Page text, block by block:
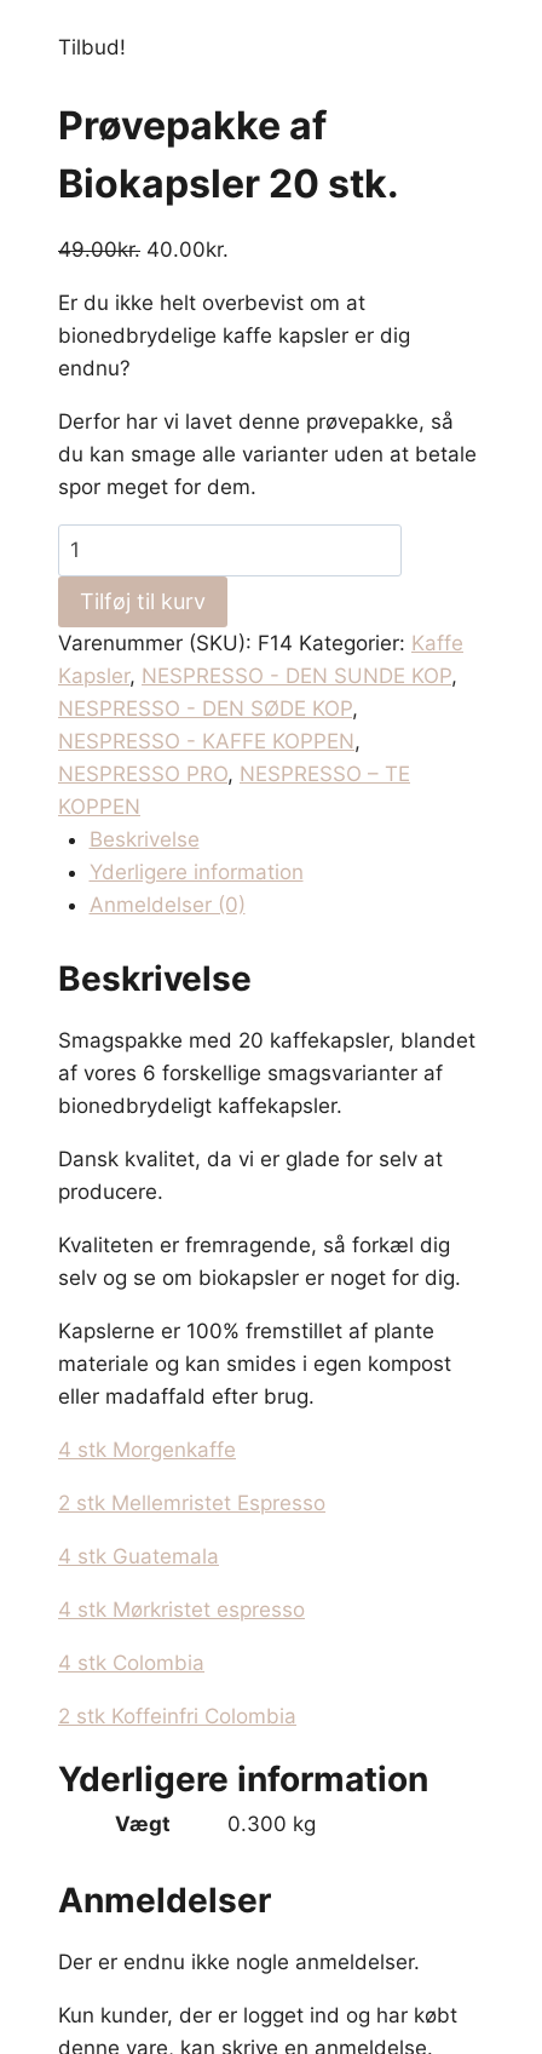
Tilbud!
Prøvepakke af
Biokapsler 20 stk.
49.00kr. Original
was:
49.00kr..
40.00kr.
is:
40.00kr..
Er du ikke helt overbevist om at
bionedbrydelige kaffe kapsler er dig
endnu?
Derfor har vi lavet denne prøvepakke, så
du kan smage alle varianter uden at betale
spor meget for dem.
Prøvepakke
af
Biokapsler
20
stk.
antal
Tilføj til kurv
Varenummer (SKU): F14 Kategorier: Kaffe
Kapsler, NESPRESSO - DEN SUNDE KOP,
NESPRESSO - DEN SØDE KOP,
NESPRESSO - KAFFE KOPPEN,
NESPRESSO PRO, NESPRESSO – TE
KOPPEN
Beskrivelse
Yderligere information
Anmeldelser (0)
Beskrivelse
Smagspakke med 20 kaffekapsler, blandet
af vores 6 forskellige smagsvarianter af
bionedbrydeligt kaffekapsler.
Dansk kvalitet, da vi er glade for selv at
producere.
Kvaliteten er fremragende, så forkæl dig
selv og se om biokapsler er noget for dig.
Kapslerne er 100% fremstillet af plante
materiale og kan smides i egen kompost
eller madaffald efter brug.
4 stk Morgenkaffe
2 stk Mellemristet Espresso
4 stk Guatemala
4 stk Mørkristet espresso
4 stk Colombia
2 stk Koffeinfri Colombia
Yderligere information
Vægt 0.300 kg
Anmeldelser
Der er endnu ikke nogle anmeldelser.
Kun kunder, der er logget ind og har købt
denne vare, kan skrive en anmeldelse.